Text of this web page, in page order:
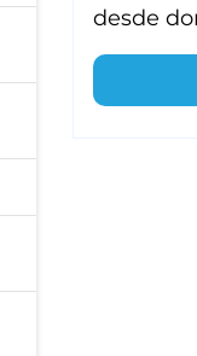
desde